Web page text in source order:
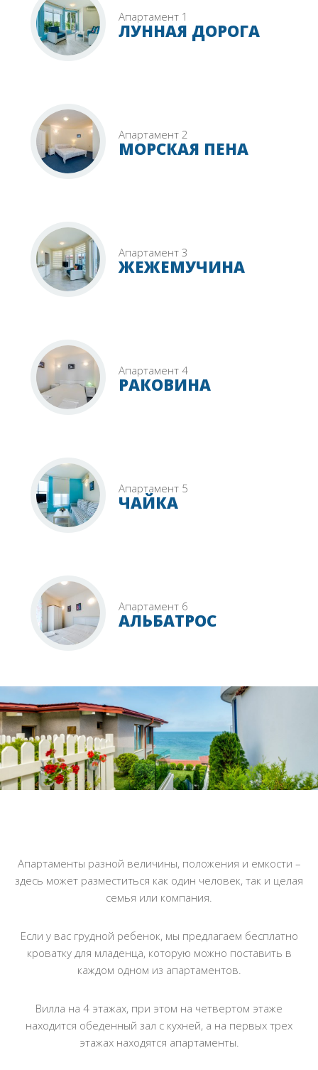
Апартамент 1
ЛУННАЯ ДОРОГА
Апартамент 2
МОРСКАЯ ПЕНА
Апартамент 3
ЖЕЖЕМУЧИНА
Апартамент 4
РАКОВИНА
Апартамент 5
ЧАЙКА
Апартамент 6
АЛЬБАТРОС
Апартаменты разной величины, положения и емкости –
здесь может разместиться как один человек, так и целая
семья или компания.
Если у вас грудной ребенок, мы предлагаем бесплатно
кроватку для младенца, которую можно поставить в
каждом одном из апартаментов.
Вилла на 4 этажах, при этом на четвертом этаже
находится обеденный зал с кухней, а на первых трех
этажах находятся апартаменты.